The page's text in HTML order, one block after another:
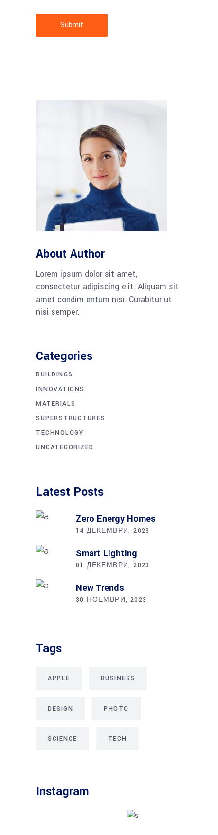
About Author
Lorem ipsum dolor sit amet,
consectetur adipiscing elit. Aliquam sit
amet condim entum nisi. Curabitur ut
nisi semper.
Categories
BUILDINGS
INNOVATIONS
MATERIALS
SUPERSTRUCTURES
TECHNOLOGY
UNCATEGORIZED
Latest Posts
Zero Energy Homes
14 ДЕКЕМВРИ, 2023
Smart Lighting
01 ДЕКЕМВРИ, 2023
New Trends
30 НОЕМВРИ, 2023
Tags
APPLE BUSINESS
DESIGN PHOTO
SCIENCE TECH
Instagram